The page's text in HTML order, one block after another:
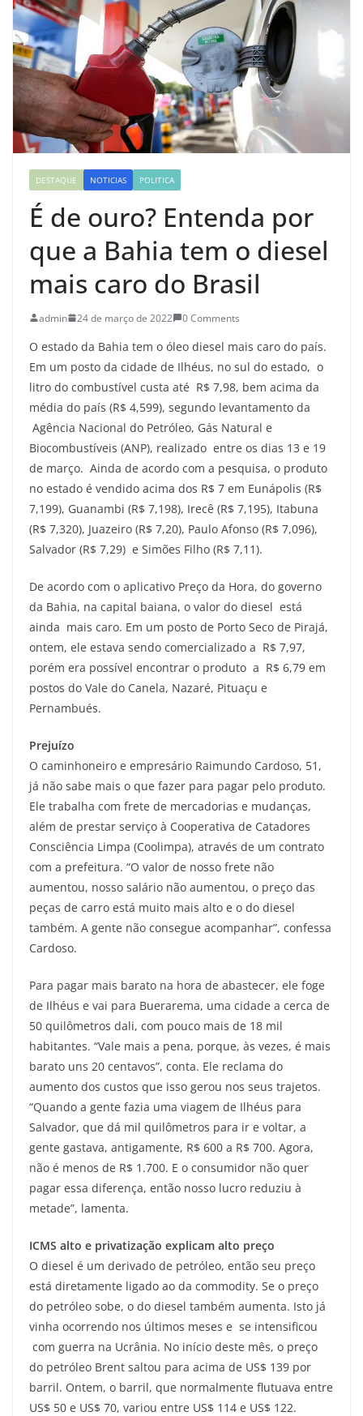
DESTAQUE NOTICIAS POLITICA
É de ouro? Entenda por
que a Bahia tem o diesel
mais caro do Brasil
admin 24 de março de 2022 0 Comments
O estado da Bahia tem o óleo diesel mais caro do país.
Em um posto da cidade de Ilhéus, no sul do estado, o
litro do combustível custa até R$ 7,98, bem acima da
média do país (R$ 4,599), segundo levantamento da
Agência Nacional do Petróleo, Gás Natural e
Biocombustíveis (ANP), realizado entre os dias 13 e 19
de março. Ainda de acordo com a pesquisa, o produto
no estado é vendido acima dos R$ 7 em Eunápolis (R$
7,199), Guanambi (R$ 7,198), Irecê (R$ 7,195), Itabuna
(R$ 7,320), Juazeiro (R$ 7,20), Paulo Afonso (R$ 7,096),
Salvador (R$ 7,29) e Simões Filho (R$ 7,11).
De acordo com o aplicativo Preço da Hora, do governo
da Bahia, na capital baiana, o valor do diesel está
ainda mais caro. Em um posto de Porto Seco de Pirajá,
ontem, ele estava sendo comercializado a R$ 7,97,
porém era possível encontrar o produto a R$ 6,79 em
postos do Vale do Canela, Nazaré, Pituaçu e
Pernambués.
Prejuízo
O caminhoneiro e empresário Raimundo Cardoso, 51,
já não sabe mais o que fazer para pagar pelo produto.
Ele trabalha com frete de mercadorias e mudanças,
além de prestar serviço à Cooperativa de Catadores
Consciência Limpa (Coolimpa), através de um contrato
com a prefeitura. “O valor de nosso frete não
aumentou, nosso salário não aumentou, o preço das
peças de carro está muito mais alto e o do diesel
também. A gente não consegue acompanhar”, confessa
Cardoso.
Para pagar mais barato na hora de abastecer, ele foge
de Ilhéus e vai para Buerarema, uma cidade a cerca de
50 quilômetros dali, com pouco mais de 18 mil
habitantes. “Vale mais a pena, porque, às vezes, é mais
barato uns 20 centavos”, conta. Ele reclama do
aumento dos custos que isso gerou nos seus trajetos.
“Quando a gente fazia uma viagem de Ilhéus para
Salvador, que dá mil quilômetros para ir e voltar, a
gente gastava, antigamente, R$ 600 a R$ 700. Agora,
não é menos de R$ 1.700. E o consumidor não quer
pagar essa diferença, então nosso lucro reduziu à
metade”, lamenta.
ICMS alto e privatização explicam alto preço
O diesel é um derivado de petróleo, então seu preço
está diretamente ligado ao da commodity. Se o preço
do petróleo sobe, o do diesel também aumenta. Isto já
vinha ocorrendo nos últimos meses e se intensificou
com guerra na Ucrânia. No início deste mês, o preço
do petróleo Brent saltou para acima de US$ 139 por
barril. Ontem, o barril, que normalmente flutuava entre
US$ 50 e US$ 70, variou entre US$ 114 e US$ 122.